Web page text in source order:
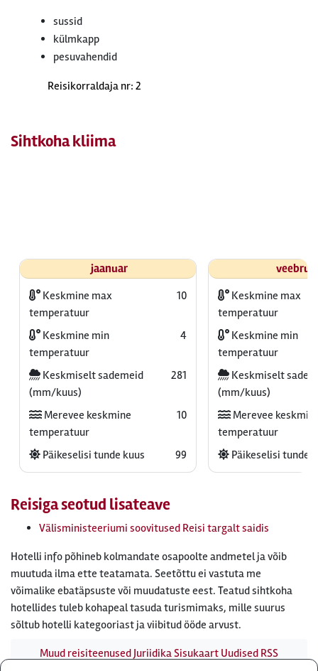
sussid
külmkapp
pesuvahendid
Reisikorraldaja nr: 2
Sihtkoha kliima
jaanuar
Keskmine max
temperatuur
10
Keskmine min
temperatuur
4
Keskmiselt sademeid
(mm/kuus)
281
Merevee keskmine
temperatuur
10
Päikeselisi tunde kuus 99
Keskmine max
temperatuur
Keskmine min
temperatuur
Keskmiselt
(mm/kuus)
Merevee
temperatuur
Päikeselisi tunde
Reisiga seotud lisateave
Välisministeeriumi soovitused Reisi targalt saidis
Hotelli info põhineb kolmandate osapoolte andmetel ja võib
muutuda ilma ette teatamata. Seetõttu ei vastuta me
võimalike ebatäpsuste või muudatuste eest. Teatud sihtkoha
hotellides tuleb kohapeal tasuda turismimaks, mille suurus
sõltub hotelli kategooriast ja viibitud ööde arvust.
Muud reisiteenused JuriidikaSisukaart Uudised RSS